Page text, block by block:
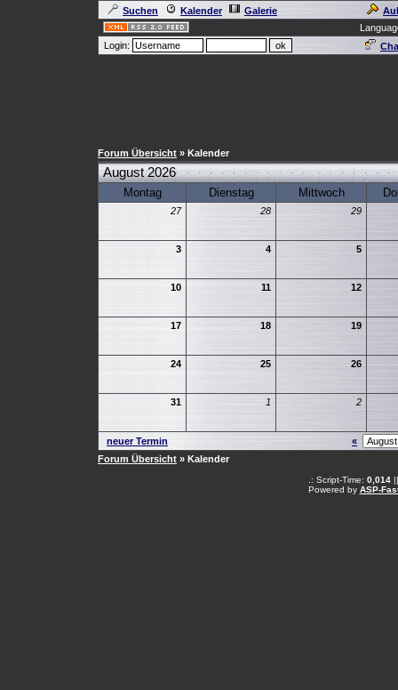
Suchen Kalender Galerie
Login:
Forum Übersicht » Kalender
August 2026
Montag Dienstag Mittwoch
27 28 29
3 4 5
10 11 12
17 18 19
24 25 26
31 1 2
neuer Termin
«
Forum Übersicht » Kalender
.: Script-Time: 0,014||
Powered by ASP-